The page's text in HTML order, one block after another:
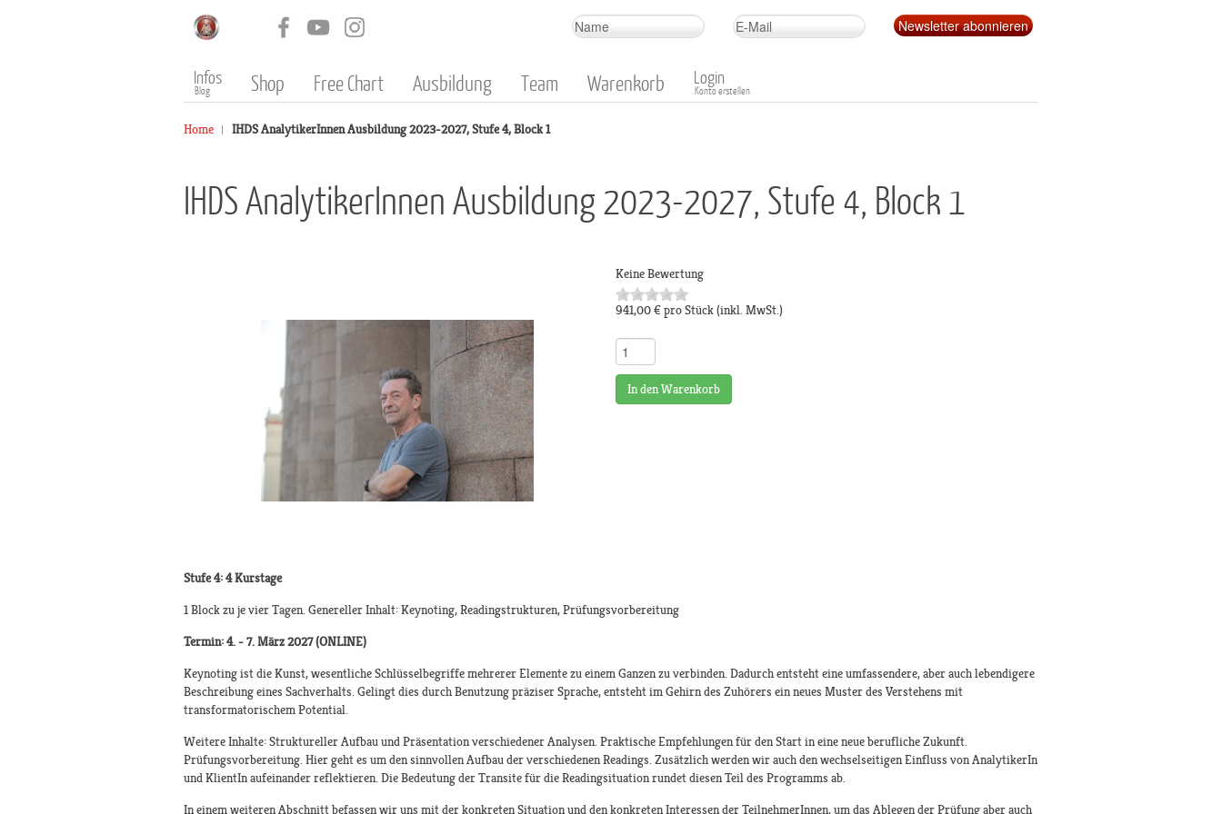
Infos
Blog Shop Free Chart Ausbildung Team Warenkorb Login
Konto erstellen
Home IHDS AnalytikerInnen Ausbildung 2023-2027, Stufe 4, Block 1
IHDS AnalytikerInnen Ausbildung 2023-2027, Stufe 4, Block 1
Keine Bewertung
941,00 €pro Stück(inkl. MwSt.)
In den Warenkorb
Stufe 4: 4 Kurstage
1 Block zu je vier Tagen. Genereller Inhalt: Keynoting, Readingstrukturen, Prüfungsvorbereitung
Termin: 4. - 7. März 2027 (ONLINE)
Keynoting ist die Kunst, wesentliche Schlüsselbegriffe mehrerer Elemente zu einem Ganzen zu verbinden. Dadurch entsteht eine umfassendere, aber auch lebendigere
Beschreibung eines Sachverhalts. Gelingt dies durch Benutzung präziser Sprache, entsteht im Gehirn des Zuhörers ein neues Muster des Verstehens mit
transformatorischem Potential.
Weitere Inhalte: Struktureller Aufbau und Präsentation verschiedener Analysen. Praktische Empfehlungen für den Start in eine neue berufliche Zukunft.
Prüfungsvorbereitung. Hier geht es um den sinnvollen Aufbau der verschiedenen Readings. Zusätzlich werden wir auch den wechselseitigen Einfluss von AnalytikerIn
und KlientIn aufeinander reflektieren. Die Bedeutung der Transite für die Readingsituation rundet diesen Teil des Programms ab.
In einem weiteren Abschnitt befassen wir uns mit der konkreten Situation und den konkreten Interessen der TeilnehmerInnen, um das Ablegen der Prüfung aber auch